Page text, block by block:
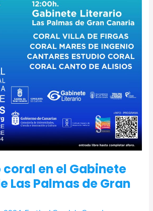
coral en el Gabinete
Las Palmas de Gran